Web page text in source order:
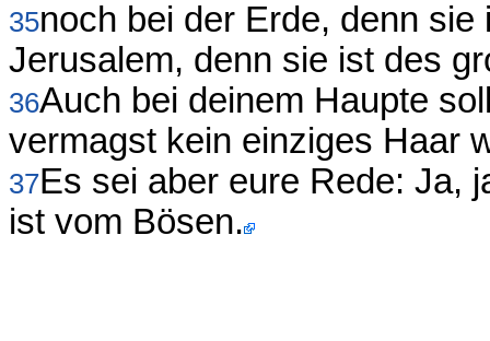
35noch bei der Erde, denn
Jerusalem, denn sie ist des
36Auch bei deinem Haupte
vermagst kein einziges Haar
37Es sei aber eure Rede: Ja,
ist vom Bösen.